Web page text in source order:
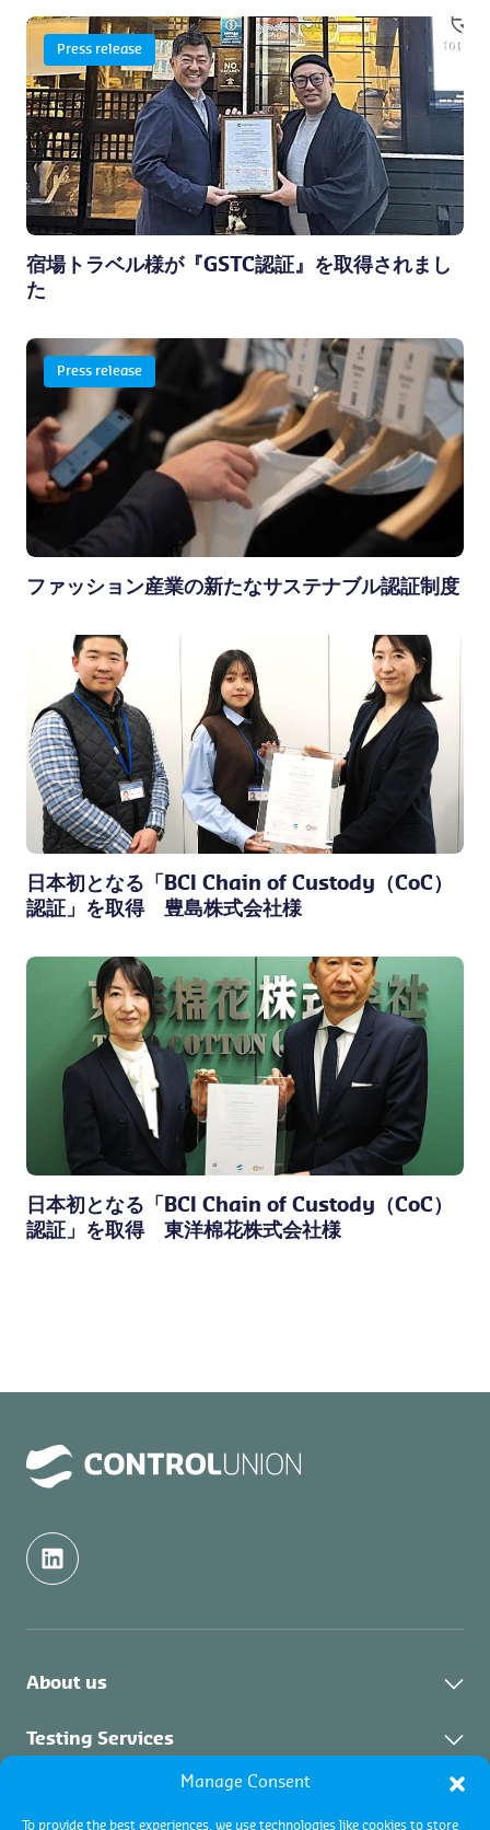
Manage Consent
To provide the best experiences, we use technologies like cookies to store
Press release
宿場トラベル様が『GSTC認証』を取得されまし
た
Press release
ファッション産業の新たなサステナブル認証制度
日本初となる「BCI Chain of Custody（CoC）
認証」を取得 豊島株式会社様
日本初となる「BCI Chain of Custody（CoC）
認証」を取得 東洋棉花株式会社様
About us
About Control Union
Testing Services